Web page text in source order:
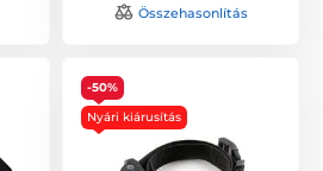
Összehasonlítás
-50%
Nyári kiárusítás